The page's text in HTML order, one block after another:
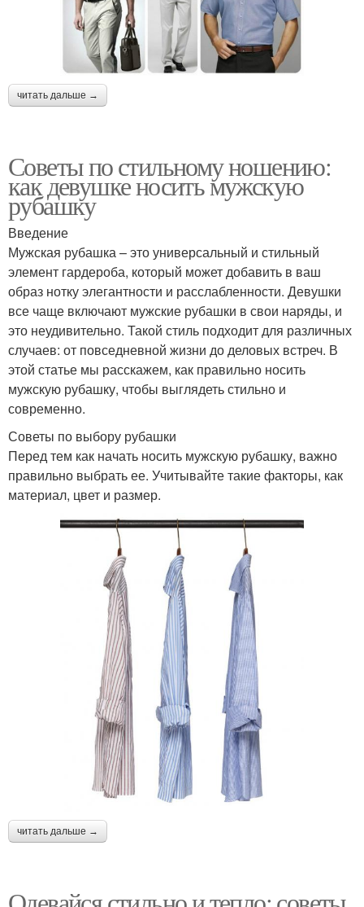
читать дальше →
Советы по стильному ношению:
как девушке носить мужскую
рубашку
Введение
Мужская рубашка – это универсальный и стильный
элемент гардероба, который может добавить в ваш
образ нотку элегантности и расслабленности. Девушки
все чаще включают мужские рубашки в свои наряды, и
это неудивительно. Такой стиль подходит для различных
случаев: от повседневной жизни до деловых встреч. В
этой статье мы расскажем, как правильно носить
мужскую рубашку, чтобы выглядеть стильно и
современно.
Советы по выбору рубашки
Перед тем как начать носить мужскую рубашку, важно
правильно выбрать ее. Учитывайте такие факторы, как
материал, цвет и размер.
читать дальше →